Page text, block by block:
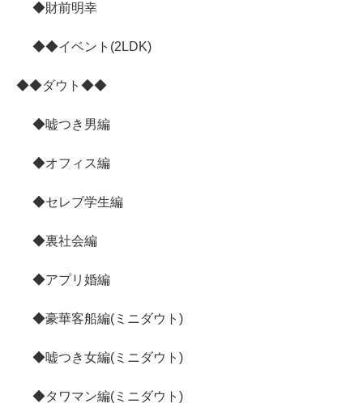
◆財前明幸
◆◆イベント(2LDK)
◆◆ダウト◆◆
◆嘘つき男編
◆オフィス編
◆セレブ学生編
◆裏社会編
◆アプリ婚編
◆豪華客船編(ミニダウト)
◆嘘つき女編(ミニダウト)
◆タワマン編(ミニダウト)